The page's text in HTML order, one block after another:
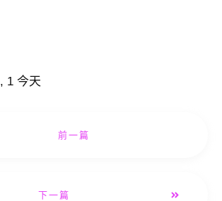
, 1 今天
前一篇
下一篇